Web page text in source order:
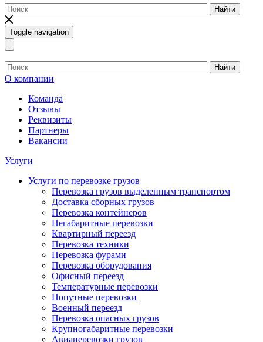
Найти
Toggle navigation
Найти
О компании
Команда
Отзывы
Реквизиты
Партнеры
Вакансии
Услуги
Услуги по перевозке грузов
Перевозка грузов выделенным транспортом
Доставка сборных грузов
Перевозка контейнеров
Негабаритные перевозки
Квартирный переезд
Перевозка техники
Перевозка фурами
Перевозка оборудования
Офисный переезд
Температурные перевозки
Попутные перевозки
Военный переезд
Перевозка опасных грузов
Крупногабаритные перевозки
Авиаперевозки грузов